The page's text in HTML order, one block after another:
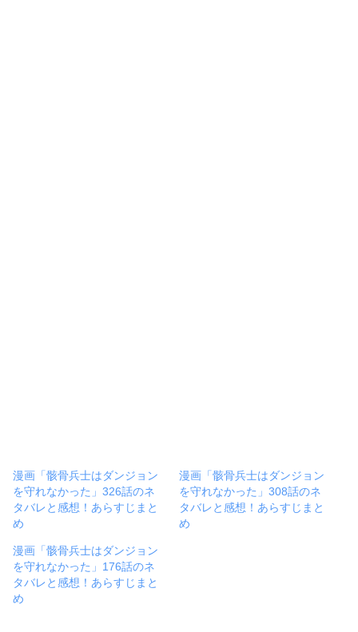
漫画「骸骨兵士はダンジョン
を守れなかった」326話のネ
タバレと感想！あらすじまと
め
漫画「骸骨兵士はダンジョン
を守れなかった」308話のネ
タバレと感想！あらすじまと
め
漫画「骸骨兵士はダンジョン
を守れなかった」176話のネ
タバレと感想！あらすじまと
め